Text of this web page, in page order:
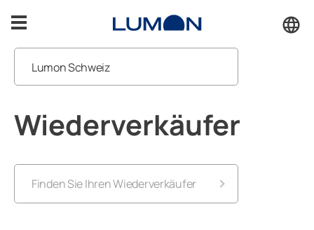
Inhalt
Balkonverglasungen
Sitzplatzverglasungen
Inspiration
Service
Lumon Schweiz
Wiederverkäufer
Finden Sie Ihren Wiederverkäufer